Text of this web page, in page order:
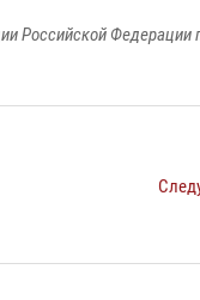
Российской Федерации